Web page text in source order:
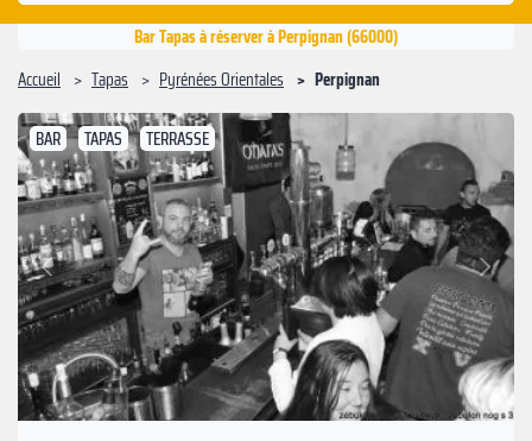
Bar Tapas à réserver à Perpignan (66000)
Accueil
Tapas Pyrénées Orientales Perpignan
BAR TAPAS TERRASSE
Précédent
Suivant